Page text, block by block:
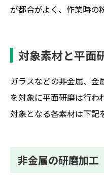
が都合がよく、作業時の
対象素材と平面
ガラスなどの非金属、
を対象に平面研磨は行わ
対象となる各素材は下記
非金属の研磨加工